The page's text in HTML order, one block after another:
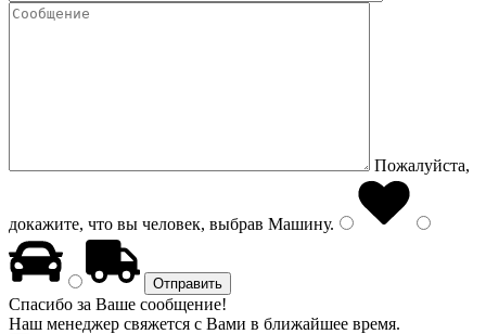
Пожалуйста,
докажите, что вы человек, выбрав Машину.
Спасибо за Ваше сообщение!
Наш менеджер свяжется с Вами в ближайшее время.